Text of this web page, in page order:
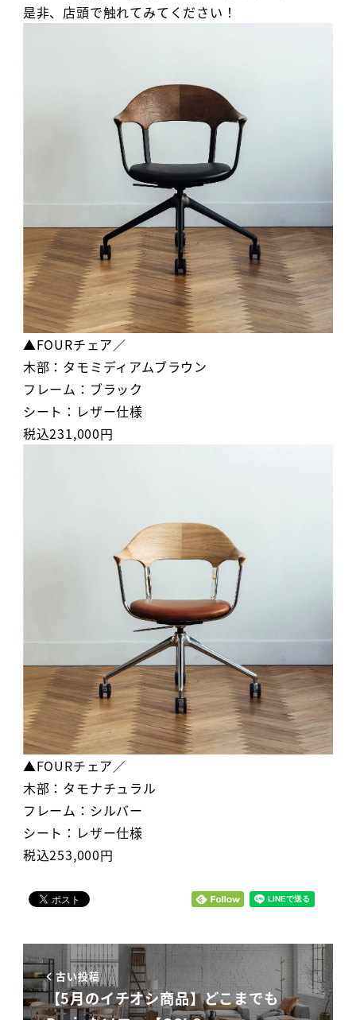
是非、店頭で触れてみてください！
▲FOURチェア／
木部：タモミディアムブラウン
フレーム：ブラック
シート：レザー仕様
税込231,000円
▲FOURチェア／
木部：タモナチュラル
フレーム：シルバー
シート：レザー仕様
税込253,000円
古い投稿
【5月のイチオシ商品】どこまでも